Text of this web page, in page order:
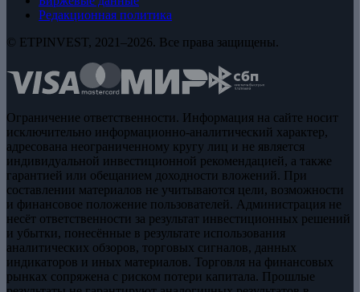
Редакционная политика
© ETPINVEST, 2021–2026. Все права защищены.
Ограничение ответственности. Информация на сайте носит
исключительно информационно-аналитический характер,
адресована неограниченному кругу лиц и не является
индивидуальной инвестиционной рекомендацией, а также
гарантией или обещанием доходности вложений. При
составлении материалов не учитываются цели, возможности
и финансовое положение пользователей. Администрация не
несёт ответственности за результат инвестиционных решений
и убытки, понесённые в результате использования
аналитических обзоров, торговых сигналов, данных
индикаторов и иных материалов. Торговля на финансовых
рынках сопряжена с риском потери капитала. Прошлые